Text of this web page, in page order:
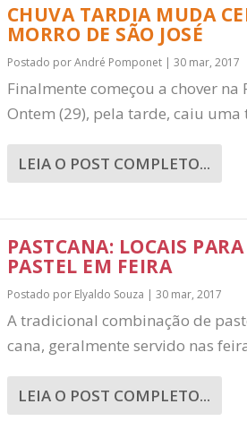
CHUVA TARDIA MUDA
MORRO DE SÃO JOSÉ
Postado porAndré Pomponet| 30 mar, 2017
Finalmente começou a chover na
Ontem (29), pela tarde, caiu uma
LEIA O POST COMPLETO...
PASTCANA: LOCAIS
PASTEL EM FEIRA
Postado por Elyaldo Souza 30 mar, 2017
A tradicional combinação de
cana, geralmente servido nas
LEIA O POST COMPLETO...